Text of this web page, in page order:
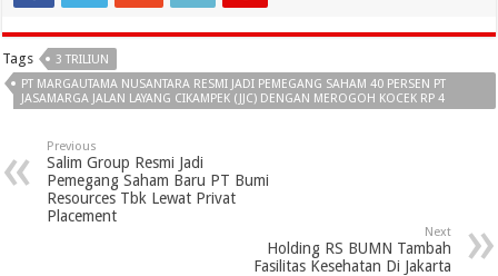
Tags
3 TRILIUN
PT MARGAUTAMA NUSANTARA RESMI JADI PEMEGANG SAHAM 40 PERSEN PT
JASAMARGA JALAN LAYANG CIKAMPEK (JJC) DENGAN MEROGOH KOCEK RP 4
Previous
Salim Group Resmi Jadi
Pemegang Saham Baru PT Bumi
Resources Tbk Lewat Privat
Placement
Next
Holding RS BUMN Tambah
Fasilitas Kesehatan Di Jakarta